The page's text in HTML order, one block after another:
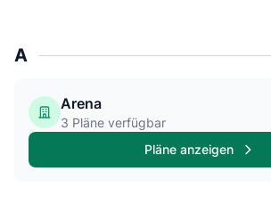
A
Arena
3 Pläne verfügbar
Pläne anzeigen